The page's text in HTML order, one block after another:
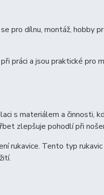
pro dílnu, montáž, hobby
práci a jsou praktické pro
s materiálem a činnosti,
zlepšuje pohodlí při
rukavice. Tento typ